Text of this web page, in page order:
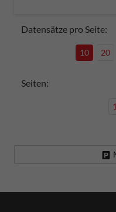
Datensätze pro Seite:
10 20
Seiten:
1